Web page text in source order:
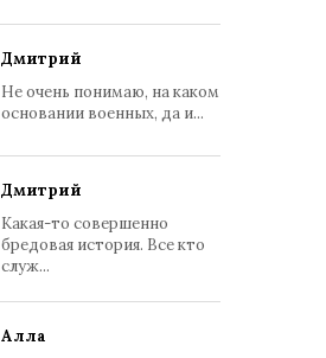
Дмитрий
Не очень понимаю, на каком
основании военных, да и...
Дмитрий
Какая-то совершенно
бредовая история. Все кто
служ...
Алла